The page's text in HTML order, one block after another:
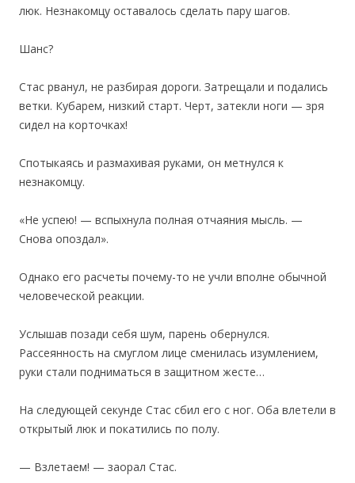
люк. Незнакомцу оставалось сделать пару шагов.
Шанс?
Стас рванул, не разбирая дороги. Затрещали и подались
ветки. Кубарем, низкий старт. Черт, затекли ноги — зря
сидел на корточках!
Спотыкаясь и размахивая руками, он метнулся к
незнакомцу.
«Не успею! — вспыхнула полная отчаяния мысль. —
Снова опоздал».
Однако его расчеты почему-то не учли вполне обычной
человеческой реакции.
Услышав позади себя шум, парень обернулся.
Рассеянность на смуглом лице сменилась изумлением,
руки стали подниматься в защитном жесте…
На следующей секунде Стас сбил его с ног. Оба влетели в
открытый люк и покатились по полу.
— Взлетаем! — заорал Стас.